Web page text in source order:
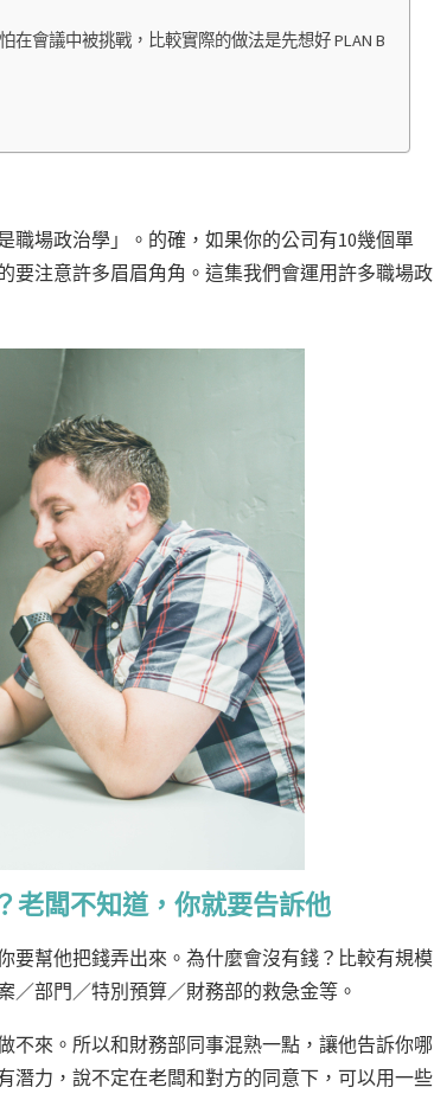
會議中被挑戰，比較實際的做法是先想好 PLAN B
職場政治學」。的確，如果你的公司有10幾個單
要注意許多眉眉角角。這集我們會運用許多職場政
老闆不知道，你就要告訴他
要幫他把錢弄出來。為什麼會沒有錢？比較有規模
／部門／特別預算／財務部的救急金等。
不來。所以和財務部同事混熟一點，讓他告訴你哪
潛力，說不定在老闆和對方的同意下，可以用一些